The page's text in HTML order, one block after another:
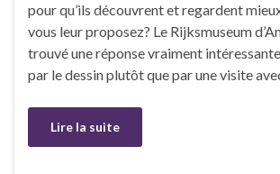
pour qu’ils découvrent et regardent
vous leur proposez? Le Rijksmuseum
trouvé une réponse vraiment
par le dessin plutôt que par une visite
Lire la suite